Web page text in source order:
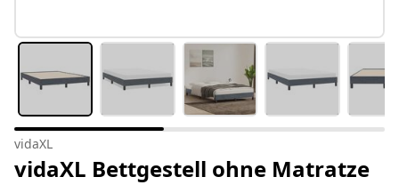
vidaXL
vidaXL Bettgestell ohne Matratze